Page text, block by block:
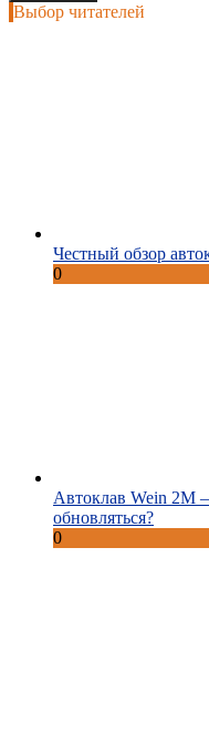
Выбор читателей
Честный обзор
0
Автоклав Wein 2M
обновляться?
0